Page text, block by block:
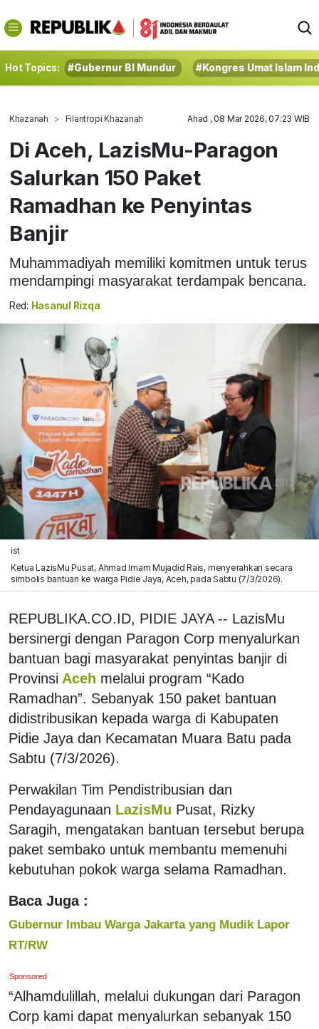
Hot Topics: #Gubernur BI Mundur #Kongres Umat Islam
Khazanah Filantropi Khazanah Ahad , 08 Mar 2026, 07:23 WIB
Di Aceh, LazisMu-Paragon
Salurkan 150 Paket
Ramadhan ke Penyintas
Banjir
Muhammadiyah memiliki komitmen untuk terus
mendampingi masyarakat terdampak bencana.
Red: Hasanul Rizqa
ist
Ketua LazisMu Pusat, Ahmad Imam Mujadid Rais, menyerahkan secara
simbolis bantuan ke warga Pidie Jaya, Aceh, pada Sabtu (7/3/2026).
REPUBLIKA.CO.ID, PIDIE JAYA -- LazisMu
bersinergi dengan Paragon Corp menyalurkan
bantuan bagi masyarakat penyintas banjir di
Provinsi Aceh melalui program “Kado
Ramadhan”. Sebanyak 150 paket bantuan
didistribusikan kepada warga di Kabupaten
Pidie Jaya dan Kecamatan Muara Batu pada
Sabtu (7/3/2026).
Perwakilan Tim Pendistribusian dan
Pendayagunaan LazisMu Pusat, Rizky
Saragih, mengatakan bantuan tersebut berupa
paket sembako untuk membantu memenuhi
kebutuhan pokok warga selama Ramadhan.
Baca Juga :
Gubernur Imbau Warga Jakarta yang Mudik Lapor
RT/RW
Sponsored
“Alhamdulillah, melalui dukungan dari Paragon
Corp kami dapat menyalurkan sebanyak 150